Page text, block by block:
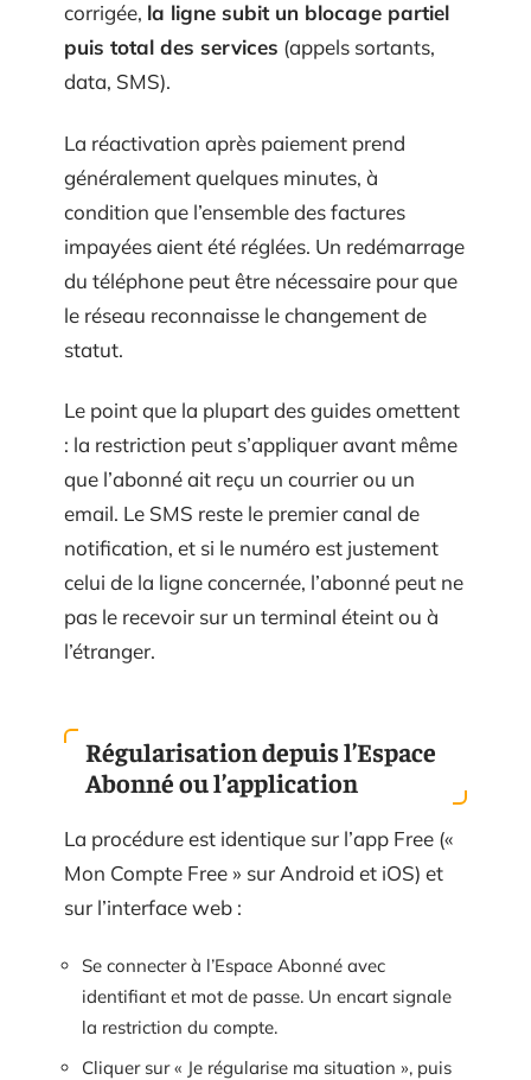
corrigée, la ligne subit un blocage partiel
puis total des services (appels sortants,
data, SMS).
La réactivation après paiement prend
généralement quelques minutes, à
condition que l’ensemble des factures
impayées aient été réglées. Un redémarrage
du téléphone peut être nécessaire pour que
le réseau reconnaisse le changement de
statut.
Le point que la plupart des guides omettent
: la restriction peut s’appliquer avant même
que l’abonné ait reçu un courrier ou un
email. Le SMS reste le premier canal de
notification, et si le numéro est justement
celui de la ligne concernée, l’abonné peut ne
pas le recevoir sur un terminal éteint ou à
l’étranger.
Régularisation depuis l’Espace
Abonné ou l’application
La procédure est identique sur l’app Free («
Mon Compte Free » sur Android et iOS) et
sur l’interface web :
Se connecter à l’Espace Abonné avec
identifiant et mot de passe. Un encart signale
la restriction du compte.
Cliquer sur « Je régularise ma situation », puis